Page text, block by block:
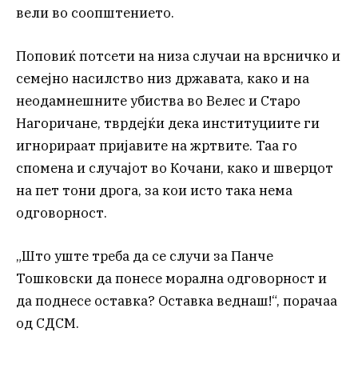
вели во соопштението.
Поповиќ потсети на низа случаи на врсничко и
семејно насилство низ државата, како и на
неодамнешните убиства во Велес и Старо
Нагоричане, тврдејќи дека институциите ги
игнорираат пријавите на жртвите. Таа го
спомена и случајот во Кочани, како и шверцот
на пет тони дрога, за кои исто така нема
одговорност.
„Што уште треба да се случи за Панче
Тошковски да понесе морална одговорност и
да поднесе оставка? Оставка веднаш!“, порачаа
од СДСМ.